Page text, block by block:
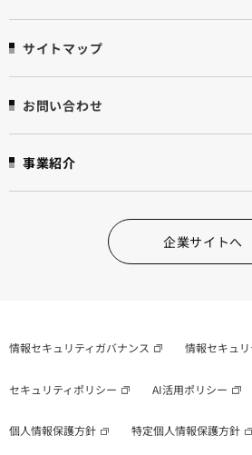
サイトマップ
お問い合わせ
事業紹介
企業サイトへ
情報セキュリティガバナンス 情報セキュ
セキュリティポリシー AI活用ポリシー
個人情報保護方針 特定個人情報保護方針